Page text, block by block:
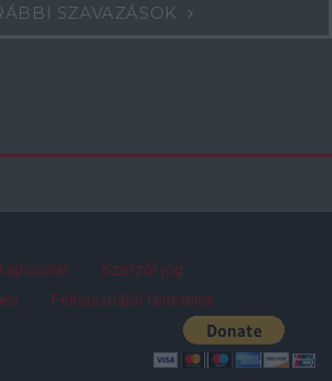
SZAVAZÁSOK
Szerzői jog
Felhasználói feltételek